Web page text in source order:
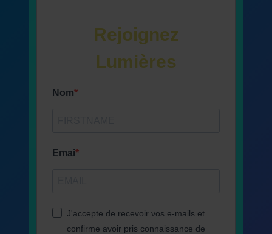
Rejoignez
Lumières
Nom
Emai
J'accepte de recevoir vos e-mails et
confirme avoir pris connaissance de